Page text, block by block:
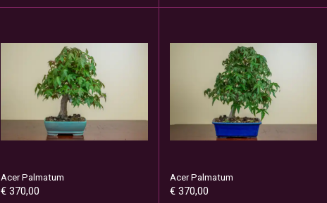
Acer Palmatum
€ 370,00
Acer Palmatum
€ 370,00